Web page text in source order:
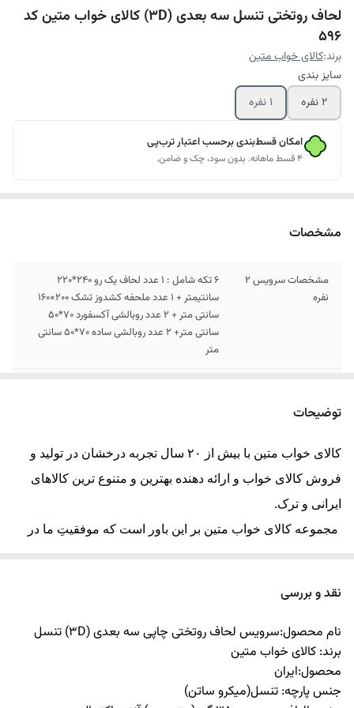
لحاف روتختی تنسل سه بعدی (3D) کالای خواب متین کد
596
برند:کالای خواب متین
سایز بندی
2 نفره
1 نفره
امکان قسط‌بندی برحسب اعتبار ترب‌پی
۴ قسط ماهانه. بدون سود، چک و ضامن.
مشخصات
مشخصات سرویس 2
نفره
6 تکه شامل : 1 عدد لحاف یک رو 240*220
سانتیمتر + 1 عدد ملحفه کشدوز تشک 200×160
سانتی متر + 2 عدد روبالشی آکسفورد 70*50
سانتی متر+ 2 عدد روبالشی ساده 70*50 سانتی
متر
نفره
متر
قابل سفارش
توضیحات
کالای خواب متین با بیش از ۲۰ سال تجربه درخشان در تولید و
فروش کالای خواب و ارائه دهنده بهترین و متنوع ترین کالاهای
ایرانی و ترک.
مجموعه کالای خواب متین بر این باور است که موفقیتِ ما در
معتقد است با ارائه محصولات کالای خواب خوب و استاندارد، به
همراه جلب رضایت مصرف‌کننده، به سودآوری مورد نظر دست
خواهد یافت.
نقد و بررسی
نام محصول:سرویس لحاف روتختی چاپی سه بعدی(3D) تنسل
برند: کالای خواب متین
محصول:ایران
جنس پارچه: تنسل(میکرو ساتن)